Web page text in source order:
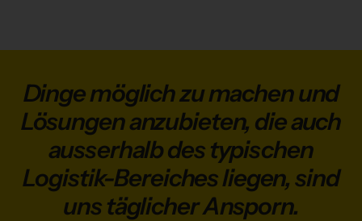
Dinge möglich zu machen und
Lösungen anzubieten, die auch
ausserhalb des typischen
Logistik-Bereiches liegen, sind
uns täglicher Ansporn.